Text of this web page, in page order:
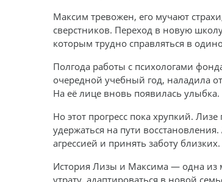
Максим тревожен, его мучают
сверстников. Переход в новую
которым трудно справляться в
Полгода работы с психологами
очередной учебный год, наладила
На её лице вновь появилась улыбка.
Но этот прогресс пока хрупкий.
удержаться на пути
агрессией и принять заботу близких.
История Лизы и Максима — одна из
утрату, адаптироваться в новой